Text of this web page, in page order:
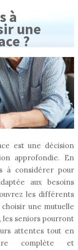
à
une
?
est une décision
approfondie. En
à considérer pour
aux besoins
les différents
une mutuelle
les seniors pourront
attentes tout en
complète et